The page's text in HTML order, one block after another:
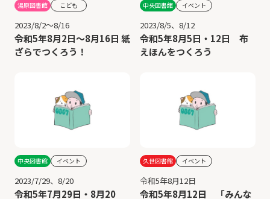
湯原図書館 こども
2023/8/2～8/16
令和5年8月2日～8月16日 紙
ざらでつくろう！
中央図書館 イベント
2023/8/5、8/12
令和5年8月5日・12日 布
えほんをつくろう
中央図書館 イベント
2023/7/29、8/20
令和5年7月29日・8月20
久世図書館 イベント
令和5年8月12日
令和5年8月12日 「みんな